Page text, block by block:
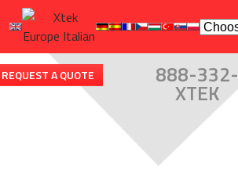
REQUEST A QUOTE 888-332-
XTEK